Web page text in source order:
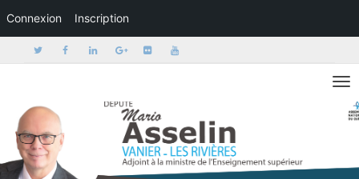
Connexion Inscription
Activer/